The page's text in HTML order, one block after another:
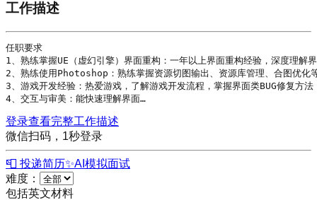
工作描述
任职要求
1、熟练掌握UE （虚幻引擎）界面重构：一年以上界面重构经验，深度理解
2、熟练使用 Photoshop ：熟练掌握资源切图输出、资源库管理、合图优化
3、游戏开发经验：热爱游戏，了解游戏开发流程，掌握界面类BUG修复方
4、交互与审美：能快速理解界面…
登录查看完整工作描述
微信扫码，1秒登录
📮 投递简历✨AI模拟面试
难度：
包括英文材料